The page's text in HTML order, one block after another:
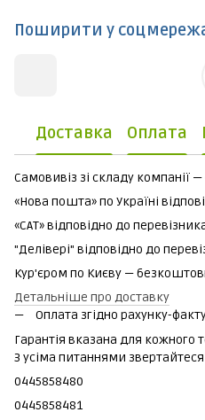
Поширити у
Доставка Оплата
Самовивіз зі складу компанії
«Нова пошта» по Україні
«САТ» відповідно до
"Делівері" відповідно до
Кур'єром по Києву —
Детальніше про доставку
Оплата згідно рахунку-
Гарантія вказана для кожного
З усіма питаннями
0445858480
0445858481